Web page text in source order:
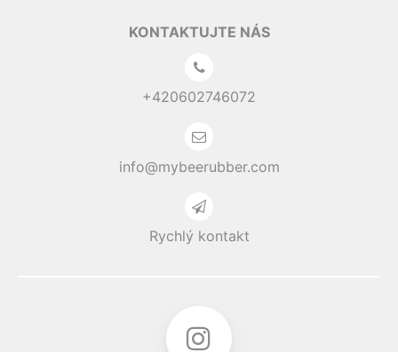
KONTAKTUJTE NÁS
+420602746072
info@mybeerubber.com
Rychlý kontakt